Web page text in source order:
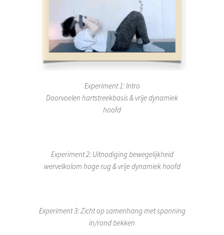
Experiment 1: Intro
Doorvoelen hartstreekbasis & vrije dynamiek
hoofd
Experiment 2: Uitnodiging bewegelijkheid
wervelkolom hoge rug & vrije dynamiek hoofd
Experiment 3: Zicht op samenhang met spanning
in/rond bekken